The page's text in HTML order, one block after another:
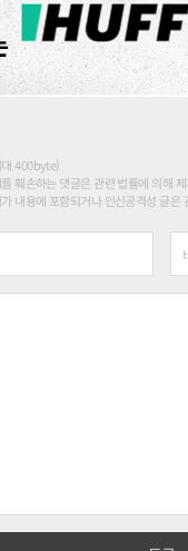
400byte)
훼손하는 댓글은 관련 법률에 의해
내용에 포함되거나 인신공격성 글은